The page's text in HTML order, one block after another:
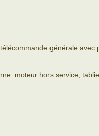
générale avec
moteur hors service,